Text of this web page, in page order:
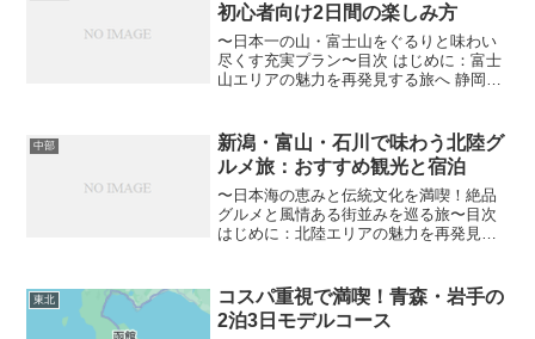
初心者向け2日間の楽しみ方
〜日本一の山・富士山をぐるりと味わい
尽くす充実プラン〜目次 はじめに：富士
山エリアの魅力を再発見する旅へ 静岡・
トパフォーマンスを重視した宿泊施設 1
泊2日のショー...
中部
新潟・富山・石川で味わう北陸グ
ルメ旅：おすすめ観光と宿泊
〜日本海の恵みと伝統文化を満喫！絶品
グルメと風情ある街並みを巡る旅〜目次
はじめに：北陸エリアの魅力を再発見す
ト：歴史と自然に出会う コストパフォー
マンスを重視した...
東北
コスパ重視で満喫！青森・岩手の
2泊3日モデルコース